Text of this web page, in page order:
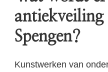
antiekveiling
Spengen?
Kunstwerken van